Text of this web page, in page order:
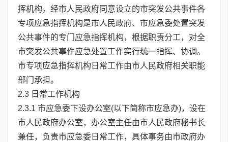
挥机构。经市人民政府同意设立的市突发公共事件各
专项应急指挥机构是市人民政府、市应急委处置突发
公共事件的专门应急指挥机构，根据职责分工，对全
市突发公共事件应急处置工作实行统一指挥、协调。
市专项应急指挥机构日常工作由市人民政府相关职能
部门承担。
2.3 日常工作机构
2.3.1 市应急委下设办公室(以下简称市应急办)，设在
市人民政府办公室，办公室主任由市人民政府秘书长
兼任，负责市应急委日常工作，具体事务由市政府办